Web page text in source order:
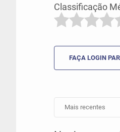
Mais recentes